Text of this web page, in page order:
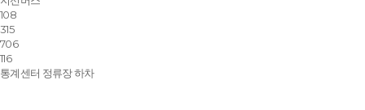
108
315
706
116
통계센터 정류장 하차